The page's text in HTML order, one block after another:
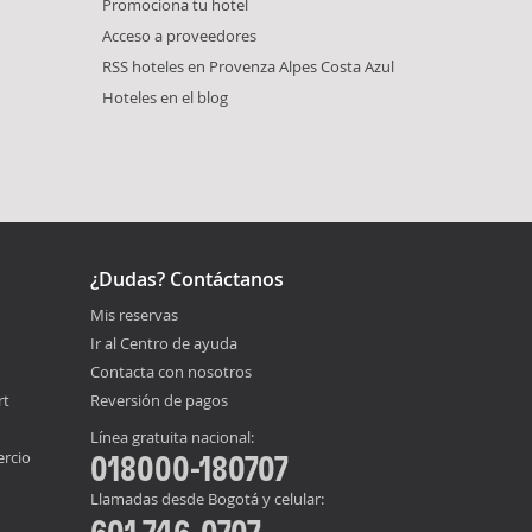
Promociona tu hotel
Acceso a proveedores
RSS hoteles en Provenza Alpes Costa Azul
Hoteles en el blog
¿Dudas? Contáctanos
Mis reservas
Ir al Centro de ayuda
Contacta con nosotros
Reversión de pagos
Línea gratuita nacional:
018000-180707
Llamadas desde Bogotá y celular: